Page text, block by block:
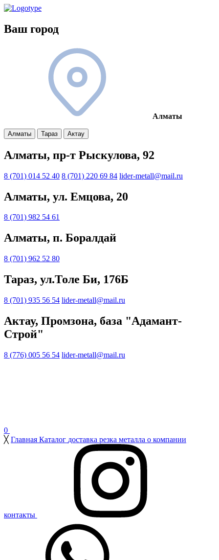
Ваш город
Алматы
Алматы Тараз Актау
Алматы, пр-т Рыскулова, 92
8 (701) 014 52 40 8 (701) 220 69 84 lider-metall@mail.ru
Алматы, ул. Емцова, 20
8 (701) 982 54 61
Алматы, п. Боралдай
8 (701) 962 52 80
Тараз, ул.Толе Би, 176Б
8 (701) 935 56 54 lider-metall@mail.ru
Актау, Промзона, база "Адамант-
Строй"
8 (776) 005 56 54 lider-metall@mail.ru
0
╳ Главная Каталог доставка резка металла о компании
контакты